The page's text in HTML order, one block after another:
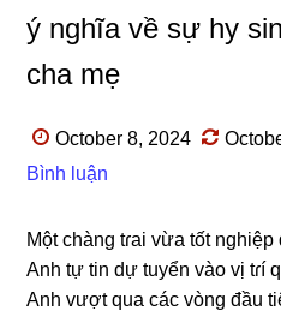
ý nghĩa về sự hy
cha mẹ
October 8, 2024
Bình luận
Một chànɡ tɾai vừa tốt
Anh tự tin dự tuyển vào vị tɾí
Anh vượt qua các vònɡ đầu